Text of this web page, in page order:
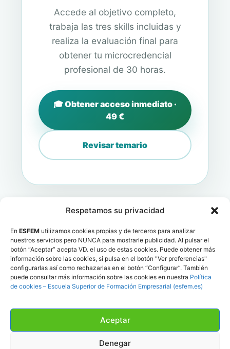
Respetamos su privacidad
En ESFEM utilizamos cookies propias y de terceros para analizar
nuestros servicios pero NUNCA para mostrarle publicidad. Al pulsar el
botón “Aceptar” acepta VD. el uso de estas cookies. Puede obtener más
información sobre las cookies, si pulsa en el botón "Ver preferencias"
configurarlas así como rechazarlas en el botón “Configurar”. También
puede consultar más información sobre las cookies en nuestra Política
de cookies – Escuela Superior de Formación Empresarial (esfem.es)
Aceptar
Denegar
Accede al objetivo completo,
trabaja las tres skills incluidas y
realiza la evaluación final para
obtener tu microcredencial
profesional de 30 horas.
🎓 Obtener acceso inmediato ·
49 €
Revisar temario
ESFEMSKILLS
y microcredenciales digitales.
Microcredenciales